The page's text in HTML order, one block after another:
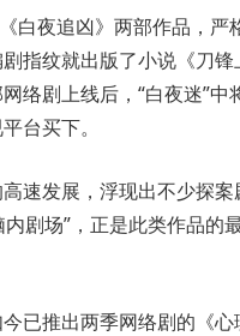
夜追凶》两部作品，严
指纹就出版了小说《刀
络剧上线后，“白夜迷”
台买下。
发展，浮现出不少探案
剧场”，正是此类作品
推出两季网络剧的《心